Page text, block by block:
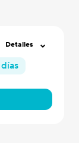
Detalles